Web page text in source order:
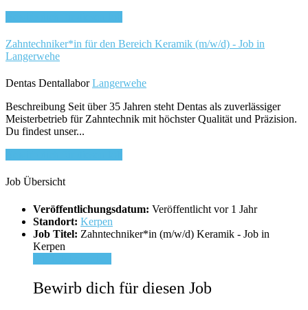
Zahntechniker*in für den Bereich Keramik (m/w/d) - Job in
Langerwehe
Dentas Dentallabor Langerwehe
Beschreibung Seit über 35 Jahren steht Dentas als zuverlässiger
Meisterbetrieb für Zahntechnik mit höchster Qualität und Präzision.
Du findest unser...
Job Übersicht
Veröffentlichungsdatum: Veröffentlicht vor 1 Jahr
Standort: Kerpen
Job Titel: Zahntechniker*in (m/w/d) Keramik - Job in
Kerpen
Bewirb dich für diesen Job